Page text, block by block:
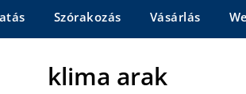
Szórakozás Vásárlás
klima arak